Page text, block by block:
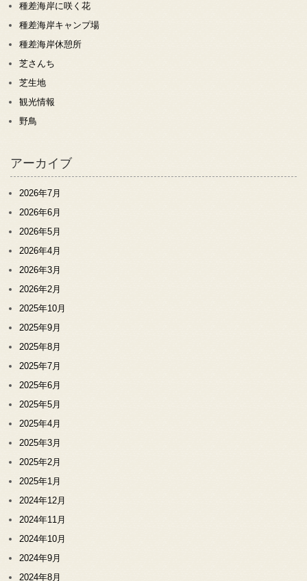
種差海岸に咲く花
種差海岸キャンプ場
種差海岸休憩所
芝さんち
芝生地
観光情報
野鳥
アーカイブ
2026年7月
2026年6月
2026年5月
2026年4月
2026年3月
2026年2月
2025年10月
2025年9月
2025年8月
2025年7月
2025年6月
2025年5月
2025年4月
2025年3月
2025年2月
2025年1月
2024年12月
2024年11月
2024年10月
2024年9月
2024年8月